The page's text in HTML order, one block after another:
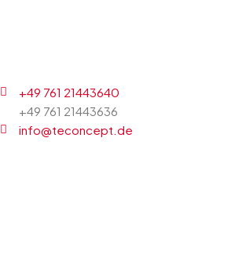
+49 761 21443640
+49 761 21443636
info@teconcept.de